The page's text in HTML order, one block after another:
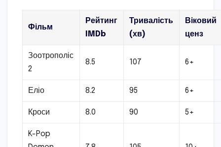
Фільм
Рейтинг
IMDb
Тривалість
(хв)
Віковий
ценз
Зоотрополіс
2
8.5 107 6+
Еліо 8.2 95 6+
Кроси 8.0 90 5+
K-Pop